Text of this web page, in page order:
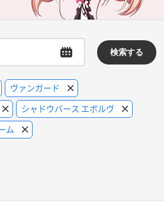
検索する
ヴァンガード
シャドウバース エボルヴ
ム